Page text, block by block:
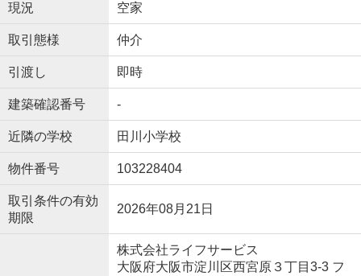
現況 空家
取引態様 仲介
引渡し 即時
建築確認番号 -
近隣の学校 田川小学校
物件番号 103228404
取引条件の有効
期限
2026年08月21日
株式会社ライフサービス
大阪府大阪市淀川区西宮原３丁目3-3 フ